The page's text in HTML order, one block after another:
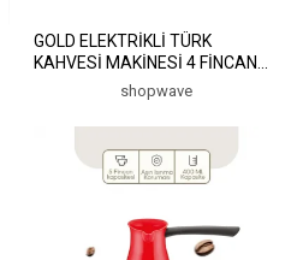
GOLD ELEKTRİKLİ TÜRK
KAHVESİ MAKİNESİ 4 FİNCAN
SESLİ UYARI - TAŞMA ÖNLEYİCİ
SİSTEM SCM-2984 (5047)
shopwave